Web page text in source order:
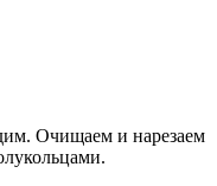
Очищаем и нарезаем